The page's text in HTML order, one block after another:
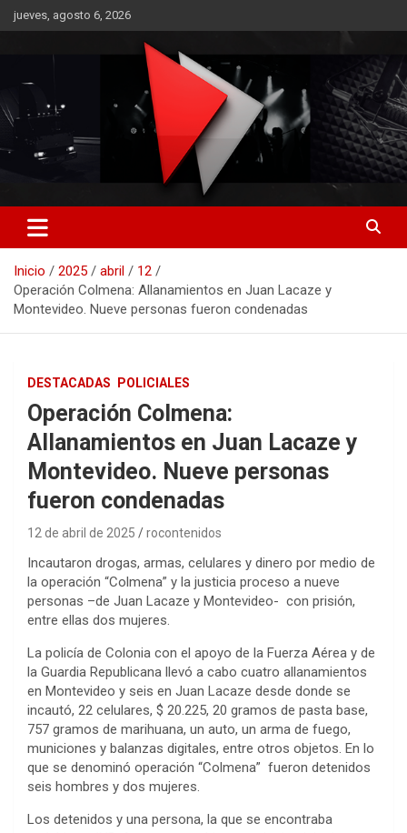
Saltar
al
jueves, agosto 6, 2026
RO CONTENIDOS
Inicio 2025 abril
12
Operación Colmena: Allanamientos en Juan Lacaze y
Montevideo. Nueve personas fueron condenadas
DESTACADAS POLICIALES
Operación Colmena:
Allanamientos en Juan Lacaze y
Montevideo. Nueve personas
fueron condenadas
12 de abril de 2025 rocontenidos
Incautaron drogas, armas, celulares y dinero por medio de
la operación “Colmena” y la justicia proceso a nueve
personas –de Juan Lacaze y Montevideo- con prisión,
entre ellas dos mujeres.
La policía de Colonia con el apoyo de la Fuerza Aérea y de
la Guardia Republicana llevó a cabo cuatro allanamientos
en Montevideo y seis en Juan Lacaze desde donde se
incautó, 22 celulares, $ 20.225, 20 gramos de pasta base,
757 gramos de marihuana, un auto, un arma de fuego,
municiones y balanzas digitales, entre otros objetos. En lo
que se denominó operación “Colmena” fueron detenidos
seis hombres y dos mujeres.
Los detenidos y una persona, la que se encontraba